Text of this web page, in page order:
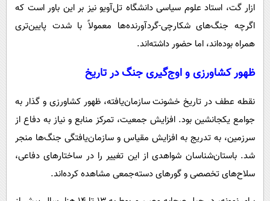
ازار گت، استاد علوم سیاسی دانشگاه تل‌آویو نیز بر این باور است که
اگرچه جنگ‌های شکارچی-گردآورنده‌ها معمولاً با شدت پایین‌تری
همراه بوده‌اند، اما حضور داشته‌اند.
ظهور کشاورزی و اوج‌گیری جنگ در تاریخ
نقطه عطف در تاریخ خشونت سازمان‌یافته، ظهور کشاورزی و گذار به
جوامع یکجانشین بود. افزایش جمعیت، تمرکز منابع و نیاز به دفاع از
سرزمین، به تدریج به افزایش مقیاس و سازمان‌یافتگی جنگ‌ها منجر
شد. باستان‌شناسان شواهدی از این تغییر را در ساختارهای دفاعی،
سلاح‌های تخصصی و گورهای دسته‌جمعی مشاهده کرده‌اند.